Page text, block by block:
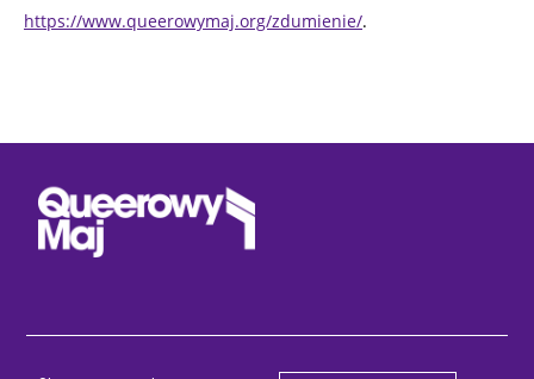
https://www.queerowymaj.org/zdumienie/.